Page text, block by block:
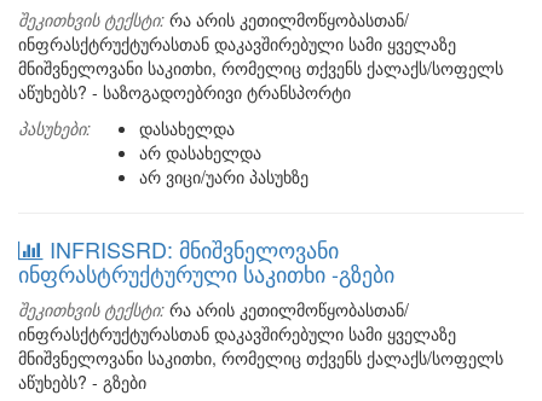
შეკითხვის ტექსტი: რა არის კეთილმოწყობასთან/
ინფრასქტრუქტურასთან დაკავშირებული სამი ყველაზე
მნიშვნელოვანი საკითხი, რომელიც თქვენს ქალაქს/სოფელს
აწუხებს? - საზოგადოებრივი ტრანსპორტი
პასუხები:
დასახელდა
არ დასახელდა
არ ვიცი/უარი პასუხზე
INFRISSRD: მნიშვნელოვანი
ინფრასტრუქტურული საკითხი -გზები
შეკითხვის ტექსტი: რა არის კეთილმოწყობასთან/
ინფრასქტრუქტურასთან დაკავშირებული სამი ყველაზე
მნიშვნელოვანი საკითხი, რომელიც თქვენს ქალაქს/სოფელს
აწუხებს? - გზები